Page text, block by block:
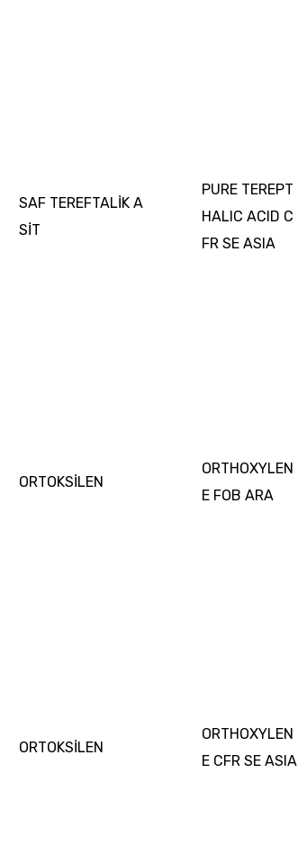
SAF TEREFTALİK A
SİT
PURE TEREPT
HALIC ACID C
FR SE ASIA
ORTOKSİLEN
ORTHOXYLEN
E FOB ARA
ORTOKSİLEN
ORTHOXYLEN
E CFR SE ASIA